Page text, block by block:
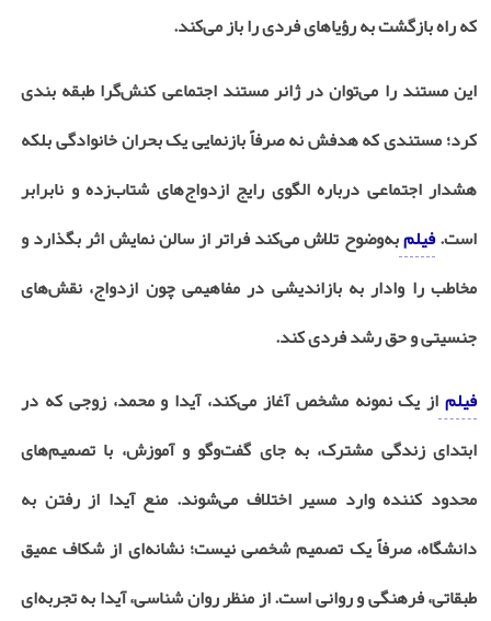
که راه بازگشت به رؤیاهای فردی را باز می‌کند.
این مستند را می‌توان در ژانر مستند اجتماعی کنش‌گرا طبقه ‌بندی
کرد؛ مستندی که هدفش نه صرفاً بازنمایی یک بحران خانوادگی بلکه
هشدار اجتماعی درباره الگوی رایج ازدواج‌های شتاب‌زده و نابرابر
است.فیلمبه‌وضوح تلاش می‌کند فراتر از سالن نمایش اثر بگذارد و
مخاطب را وادار به بازاندیشی در مفاهیمی چون ازدواج، نقش‌های
جنسیتی و حق رشد فردی کند.
فیلماز یک نمونه مشخص آغاز می‌کند، آیدا و محمد، زوجی که در
ابتدای زندگی مشترک، به ‌جای گفت‌وگو و آموزش، با تصمیم‌های
محدود کننده وارد مسیر اختلاف می‌شوند. منع آیدا از رفتن به
دانشگاه، صرفاً یک تصمیم شخصی نیست؛ نشانه‌ای از شکاف عمیق
طبقاتی، فرهنگی و روانی است. از منظر روان ‌شناسی، آیدا به تجربه‌ای